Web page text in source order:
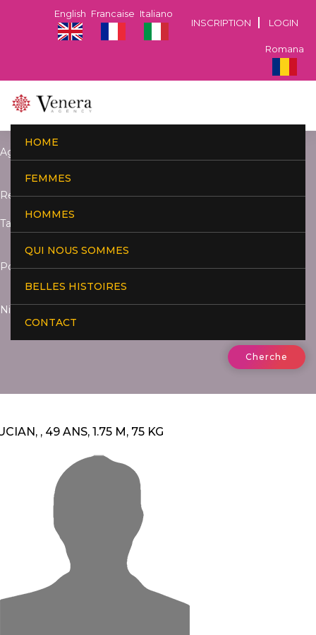
INSCRIPTION LOGIN
Italiano
Francaise
English
Romana
HOME
FEMMES
HOMMES
QUI NOUS SOMMES
BELLES HISTOIRES
CONTACT
Age:
Residence:
Taille:
Poids:
Niveau d'études :
Cherche
, 49 ANS, 1.75 M, 75 KG